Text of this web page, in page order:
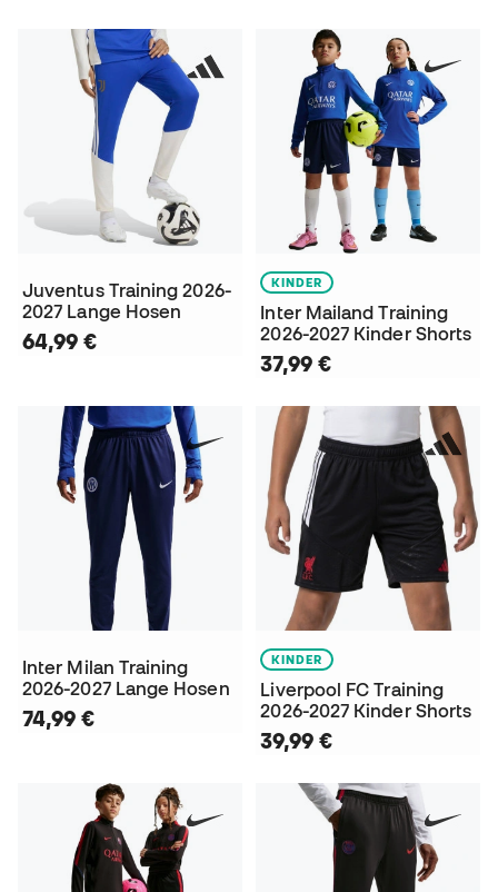
Juventus Training 2026-
2027 Lange Hosen
64,99 €
KINDER
Inter Mailand Training
2026-2027 Kinder Shorts
37,99 €
Inter Milan Training
2026-2027 Lange Hosen
74,99 €
KINDER
Liverpool FC Training
2026-2027 Kinder Shorts
39,99 €